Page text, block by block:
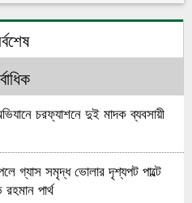
ভোলার চরনোয়াবাদে খতম খানি ও
সংস্থা প্রতিষ্ঠাতা মরহুম মুহাম্মদ আলতাফ
অনুষ্ঠিত
মানববন্ধন ও র‌্যালি অনুষ্ঠিত
ব্যবসায়ী আটক
চরফ্যাশনে দুই মাদক ব্যবসায়ী
গ্যাস সমৃদ্ধ ভোলার দৃশ্যপট পাল্টে
পার্থ